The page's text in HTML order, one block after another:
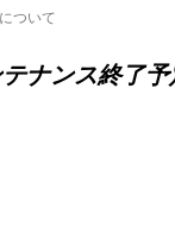
ついて
ナンス終了